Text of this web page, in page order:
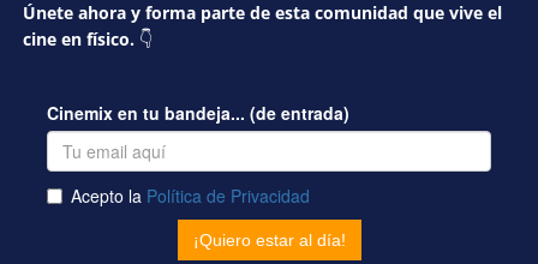
Únete ahora y forma parte de esta comunidad que vive el
cine en físico. 👇